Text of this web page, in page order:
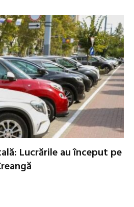
Lucrările au început pe